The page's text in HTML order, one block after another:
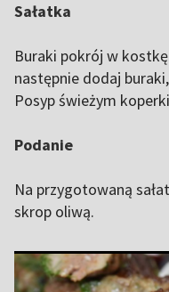
Sałatka
Buraki pokrój w
następnie dodaj
Posyp świeżym
Podanie
Na przygotowaną
skrop oliwą.